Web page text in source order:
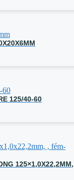
125/40-60
125×1,0X22,2MM,